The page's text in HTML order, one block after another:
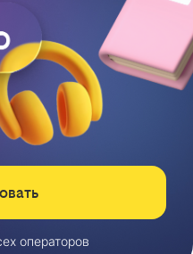
операторов